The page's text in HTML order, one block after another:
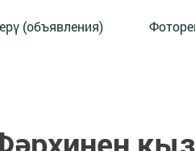
(объявления)